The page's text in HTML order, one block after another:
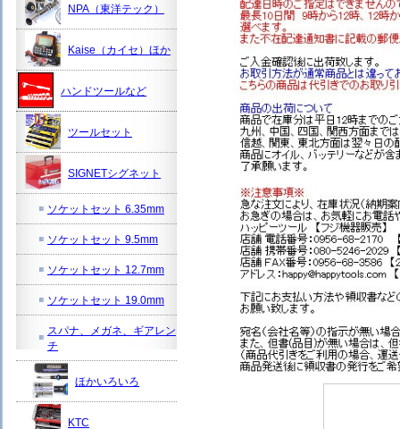
NPA（東洋テック）
Kaise（カイセ）ほか
ハンドツールなど
ツールセット
SIGNETシグネット
ソケットセット 6.35mm
ソケットセット 9.5mm
ソケットセット 12.7mm
ソケットセット 19.0mm
スパナ、メガネ、ギアレン
チ
ほかいろいろ
KTC